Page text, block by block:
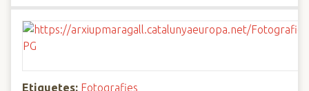
Etiquetes: Fotografies